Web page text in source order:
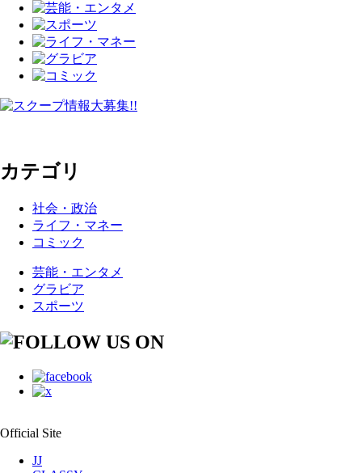
カテゴリ
社会・政治
ライフ・マネー
コミック
芸能・エンタメ
グラビア
スポーツ
Official Site
JJ